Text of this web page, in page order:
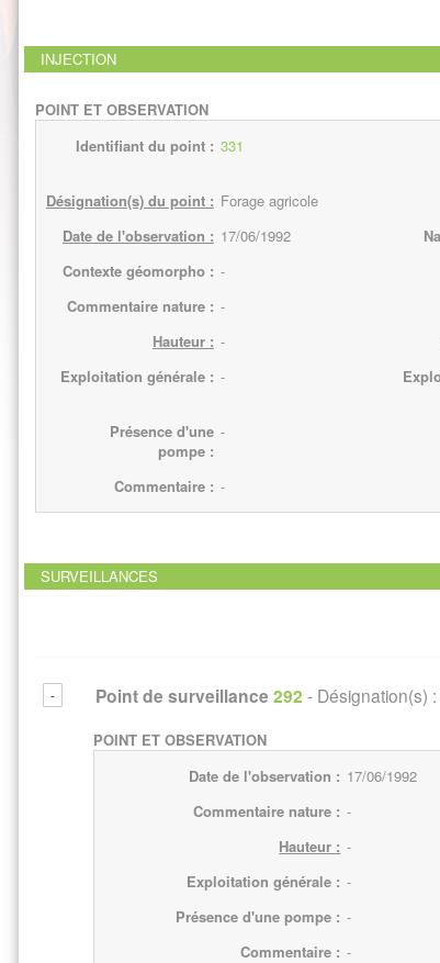
INJECTION
POINT ET OBSERVATION
Identifiant du point : 331
Désignation(s) du point : Forage agricole
Date de l'observation : 17/06/1992
Contexte géomorpho : -
Commentaire nature : -
Hauteur : -
Exploitation générale : -
Présence d'une
pompe :
-
Commentaire : -
SURVEILLANCES
Point de surveillance 292 - Désignation(s) :
POINT ET OBSERVATION
Date de l'observation : 17/06/1992
Commentaire nature : -
Hauteur : -
Exploitation générale : -
Présence d'une pompe : -
Commentaire : -